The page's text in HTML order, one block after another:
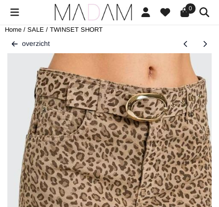
Cookievoorkeuren zijn beschikbaar. Kies instellingen of sta alle
0
Home / SALE / TWINSET SHORT
overzicht